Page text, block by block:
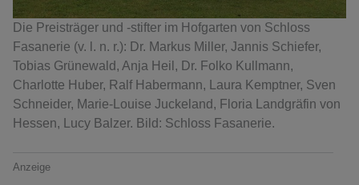
Die Preisträger und -stifter im Hofgarten von Schloss
Fasanerie (v. l. n. r.): Dr. Markus Miller, Jannis Schiefer,
Tobias Grünewald, Anja Heil, Dr. Folko Kullmann,
Charlotte Huber, Ralf Habermann, Laura Kemptner, Sven
Schneider, Marie-Louise Juckeland, Floria Landgräfin von
Hessen, Lucy Balzer. Bild: Schloss Fasanerie.
Anzeige